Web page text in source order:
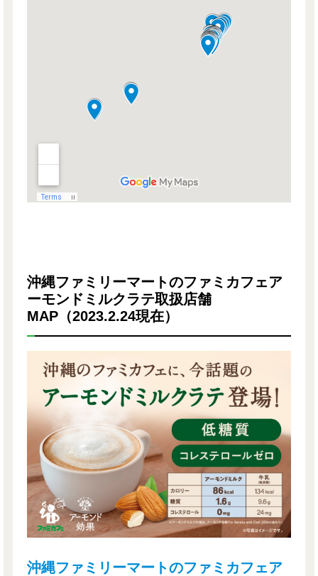
沖縄ファミリーマートのファミカフェア
ーモンドミルクラテ取扱店舗
MAP（2023.2.24現在）
沖縄ファミリーマートのファミカフェア